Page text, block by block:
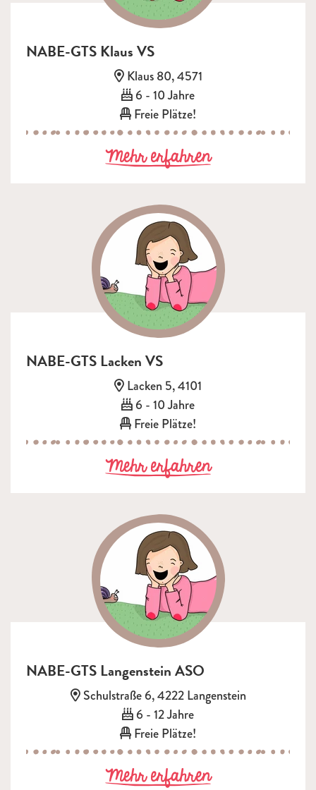
NABE-GTS Klaus VS
Adresse:
Klaus 80, 4571
Alter:
6 - 10 Jahre
Freie Plätze!
Mehr erfahrenzu NABE-GTS
NABE-GTS Lacken VS
Adresse:
Lacken 5, 4101
Alter:
6 - 10 Jahre
Freie Plätze!
Mehr erfahrenzu NABE-GTS
NABE-GTS Langenstein ASO
Adresse:
Schulstraße 6, 4222 Langenstein
Alter:
6 - 12 Jahre
Freie Plätze!
Mehr erfahrenzu NABE-